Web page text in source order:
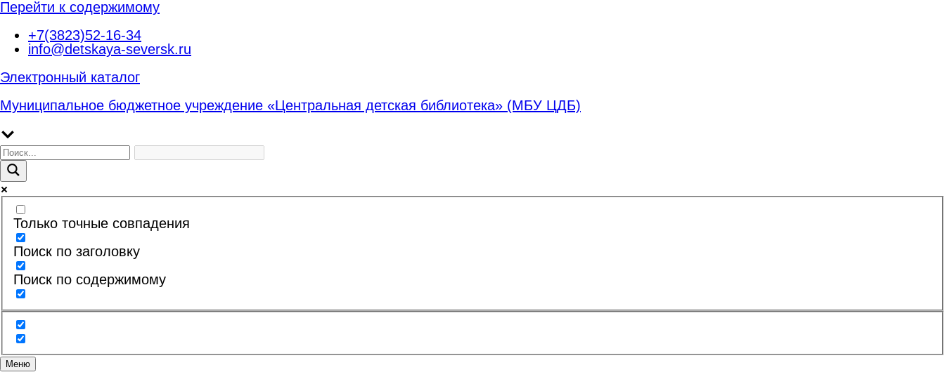
Перейти к содержимому
+7(3823)52-16-34
info@detskaya-seversk.ru
Электронный каталог
Муниципальное бюджетное учреждение «Центральная детская библиотека» (МБУ ЦДБ)
Только точные совпадения
Поиск по заголовку
Поиск по содержимому
Меню